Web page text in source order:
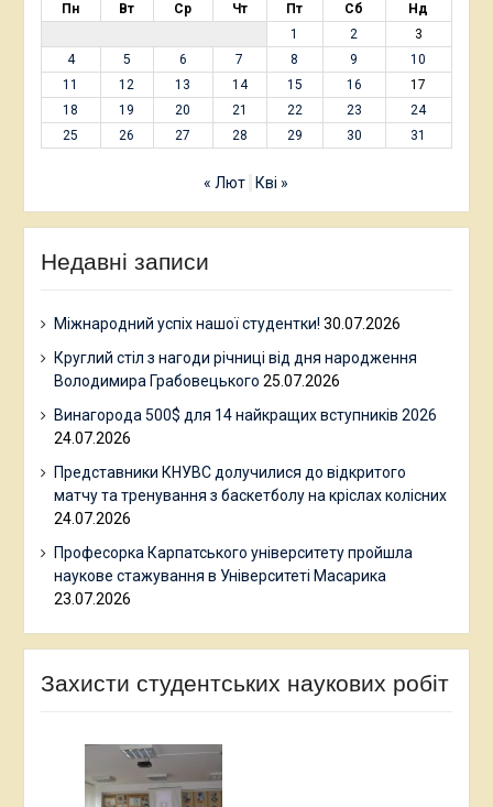
Пн Вт Ср Чт Пт Сб
Нд
1
2
3
4
5 6 7 8 9
10
11
12 13 14 15 16
17
18
19 20 21 22 23
24
25
26 27 28 29 30 31
« Лют Кві »
Недавні записи
Міжнародний успіх нашої студентки! 30.07.2026
Круглий стіл з нагоди річниці від дня народження
Володимира Грабовецького 25.07.2026
Винагорода 500$ для 14 найкращих вступників 2026
24.07.2026
Представники КНУВС долучилися до відкритого
матчу та тренування з баскетболу на кріслах колісних
24.07.2026
Професорка Карпатського університету пройшла
наукове стажування в Університеті Масарика
23.07.2026
Захисти студентських наукових робіт